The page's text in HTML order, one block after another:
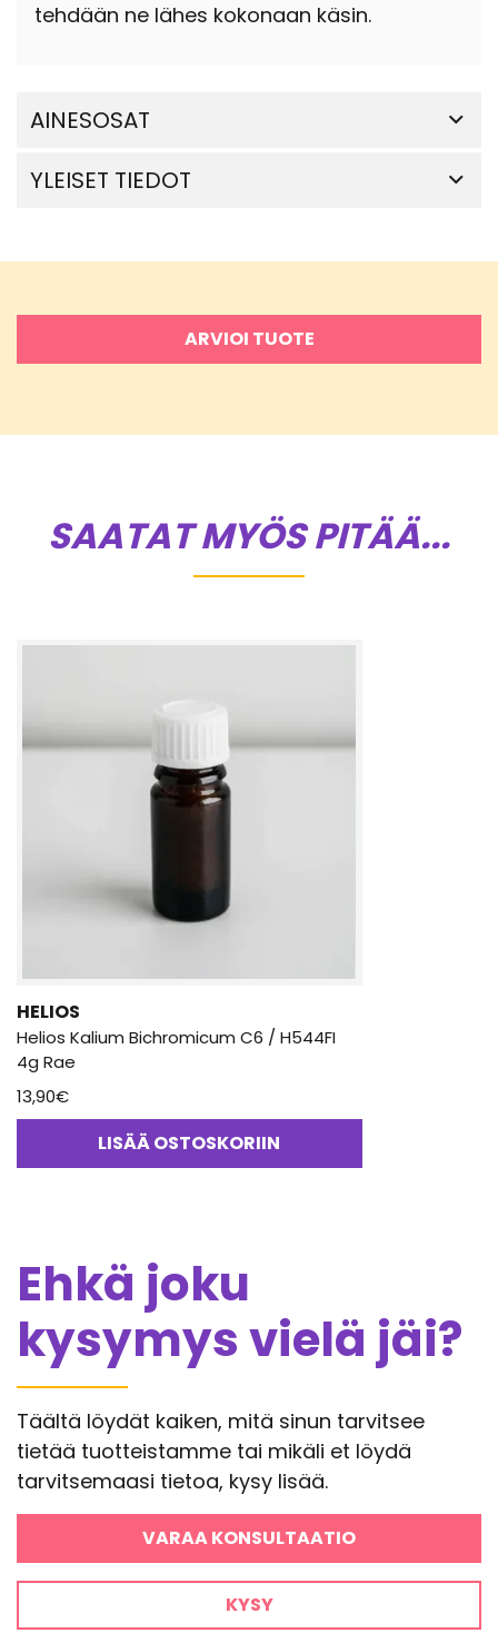
tehdään ne lähes kokonaan käsin.
AINESOSAT
YLEISET TIEDOT
ARVIOI TUOTE
SAATAT MYÖS PITÄÄ...
HELIOS
Helios Kalium Bichromicum C6 / H544FI
4g Rae
13,90€
LISÄÄ OSTOSKORIIN
Ehkä joku
kysymys vielä jäi?
Täältä löydät kaiken, mitä sinun tarvitsee
tietää tuotteistamme tai mikäli et löydä
tarvitsemaasi tietoa, kysy lisää.
VARAA KONSULTAATIO
KYSY